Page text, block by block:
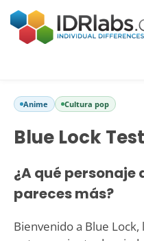
Anime Cultura pop
Blue Lock Test
¿A qué personaje
pareces más?
Bienvenido a Blue Lock,